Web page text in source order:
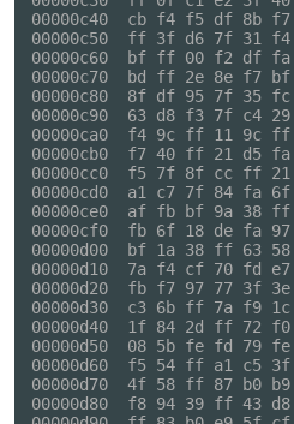
00000c40  cb f4 f5 df
00000c50  ff 3f d6 7f 31
00000c60  bf ff 00 f2
00000c70  bd ff 2e 8e
00000c80  8f df 95 7f
00000c90  63 d8 f3 7f
00000ca0  f4 9c ff 11
00000cb0  f7 40 ff 21
00000cc0  f5 7f 8f cc
00000cd0  a1 c7 7f 84
00000ce0  af fb bf 9a
00000cf0  fb 6f 18 de
00000d00  bf 1a 38 ff 63
00000d10  7a f4 cf 70
00000d20  fb f7 97 77
00000d30  c3 6b ff 7a
00000d40  1f 84 2d ff
00000d50  08 5b fe fd
00000d60  f5 54 ff a1
00000d70  4f 58 ff 87 b0
00000d80  f8 94 39 ff